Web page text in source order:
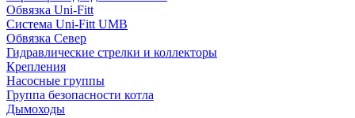
Обвязка Uni-Fitt
Система Uni-Fitt UMB
Обвязка Север
Гидравлические стрелки и коллекторы
Крепления
Насосные группы
Группа безопасности котла
Дымоходы